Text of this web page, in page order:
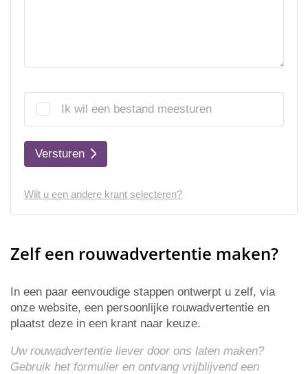
Ik wil een bestand meesturen
Versturen
Wilt u een andere krant selecteren?
Zelf een rouwadvertentie maken?
In een paar eenvoudige stappen ontwerpt u zelf, via
onze website, een persoonlijke rouwadvertentie en
plaatst deze in een krant naar keuze.
Uw rouwadvertentie liever door ons laten maken?
Gebruik het formulier en ontvang vrijblijvend een